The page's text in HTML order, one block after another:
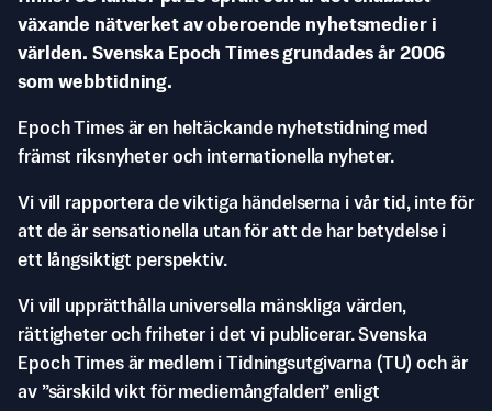
växande nätverket av oberoende nyhetsmedier i
världen. Svenska Epoch Times grundades år 2006
som webbtidning.
Epoch Times är en heltäckande nyhetstidning med
främst riksnyheter och internationella nyheter.
Vi vill rapportera de viktiga händelserna i vår tid, inte för
att de är sensationella utan för att de har betydelse i
ett långsiktigt perspektiv.
Vi vill upprätthålla universella mänskliga värden,
rättigheter och friheter i det vi publicerar. Svenska
Epoch Times är medlem i Tidningsutgivarna (TU) och är
av ”särskild vikt för mediemångfalden” enligt